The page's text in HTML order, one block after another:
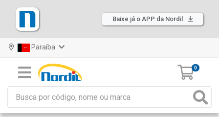
Baixe já o APP da Nordil
Paraíba
0